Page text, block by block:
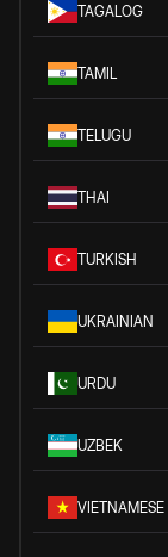
TAGALOG
TAMIL
TELUGU
THAI
TURKISH
UKRAINIAN
URDU
UZBEK
VIETNAMESE